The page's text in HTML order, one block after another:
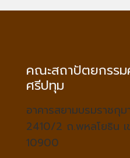
คณะสถาปัตยกรร
ศรีปทุม
อาคารสยามบรมราชกุ
2410/2 ถ.พหลโยธิน
10900